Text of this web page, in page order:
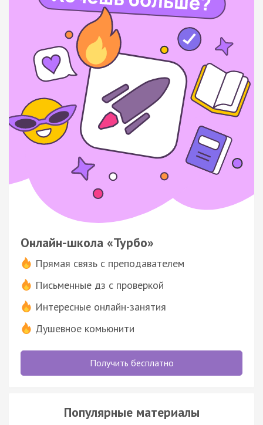
Онлайн-школа «Турбо»
Прямая связь с преподавателем
Письменные дз с проверкой
Интересные онлайн-занятия
Душевное комьюнити
Получить бесплатно
Популярные материалы